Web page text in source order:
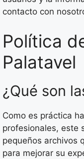
contacto con
Política
Palatavel
¿Qué son
Como es práctica
profesionales, este
pequeños archivos
para mejorar su